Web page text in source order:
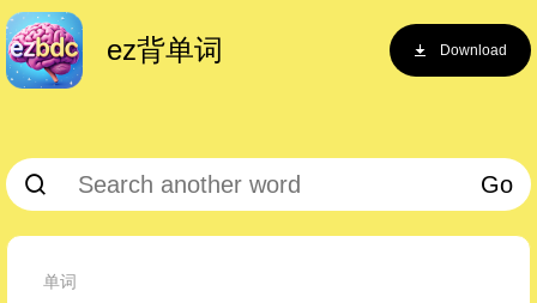
ez背单词 Download
Go
单词